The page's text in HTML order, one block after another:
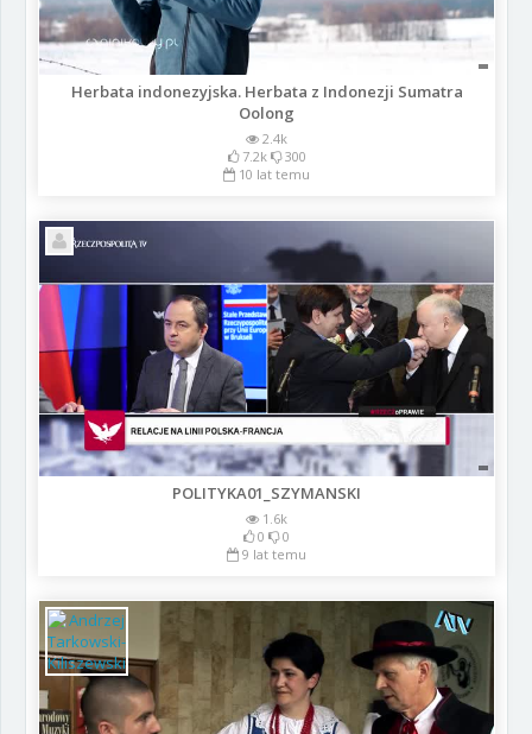
Herbata indonezyjska. Herbata z Indonezji Sumatra
Oolong
2.4k
7.2k
300
10 lat temu
POLITYKA01_SZYMANSKI
1.6k
0
0
9 lat temu